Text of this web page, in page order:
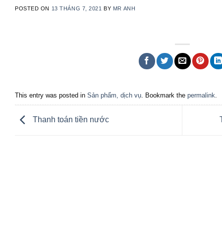
POSTED ON 13 THÁNG 7, 2021 BY MR ANH
This entry was posted in Sản phẩm, dịch vụ. Bookmark the permalink.
Thanh toán tiền nước